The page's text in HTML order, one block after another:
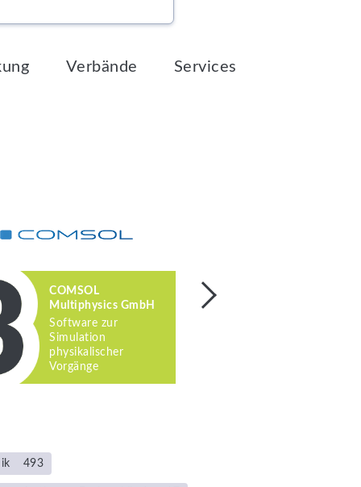
Verbände Services
COMSOL
Multiphysics GmbH
Software zur
Simulation
physikalischer
Vorgänge
493